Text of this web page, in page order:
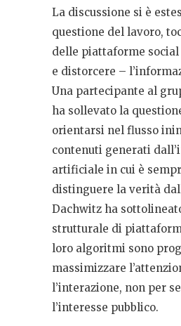
La discussione si è
questione del lavoro,
delle piattaforme
e distorcere –
Una partecipante al
ha sollevato la
orientarsi nel flusso
contenuti generati
artificiale in cui è
distinguere la verità
Dachwitz ha
strutturale di
loro algoritmi sono
massimizzare
l’interazione, non per
l’interesse pubblico.